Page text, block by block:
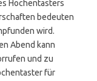
Hochentasters
bedeuten
wird.
Abend kann
und zu
für